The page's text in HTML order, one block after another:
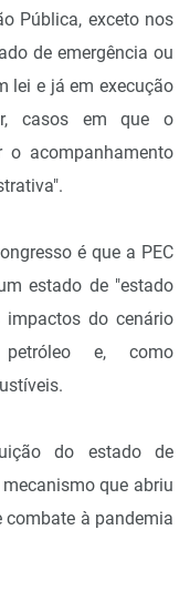
Pública, exceto nos
de emergência ou
lei e já em execução
casos em que o
o acompanhamento
é que a PEC
estado de "estado
impactos do cenário
e, como
do estado de
que abriu
à pandemia